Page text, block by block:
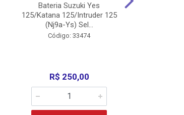
Bateria Suzuki Yes
125/Katana 125/Intruder 125
(Nj9a-Ys) Sel...
Código: 33474
R$ 250,00